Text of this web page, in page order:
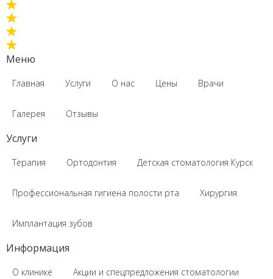
Меню
Главная Услуги О нас Цены Врачи
Галерея Отзывы
Услуги
Терапия Ортодонтия Детская стоматология Курск
Профессиональная гигиена полости рта Хирургия
Имплантация зубов
Информация
О клинике Акции и спецпредложения стоматологии